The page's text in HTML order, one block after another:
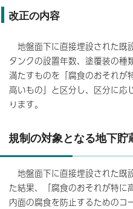
改正の内容
地盤面下に直接埋設された既
タンクの設置年数、塗覆装の種
満たすものを「腐食のおそれが
高いもの」と区分し、区分に応
ります。
規制の対象となる地下貯
地盤面下に直接埋設された既
た結果、「腐食のおそれが特に
内面の腐食を防止するためのコ